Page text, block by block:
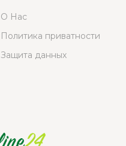
О Нас
Политика приватности
Защита данных